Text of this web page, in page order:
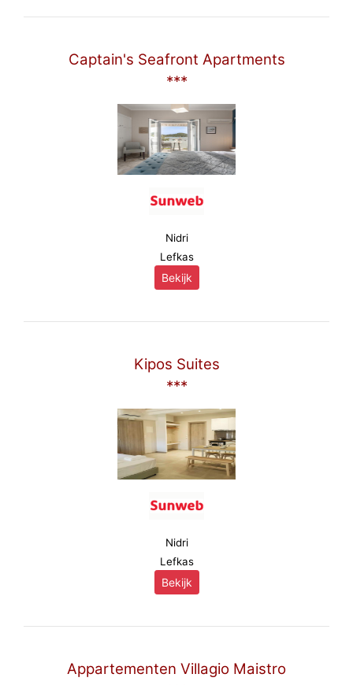
Captain's Seafront Apartments
***
Nidri
Lefkas
Bekijk
Kipos Suites
***
Nidri
Lefkas
Bekijk
Appartementen Villagio Maistro